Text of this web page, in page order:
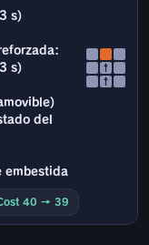
s)
s)
del
embestida
40 → 39
↑
↑